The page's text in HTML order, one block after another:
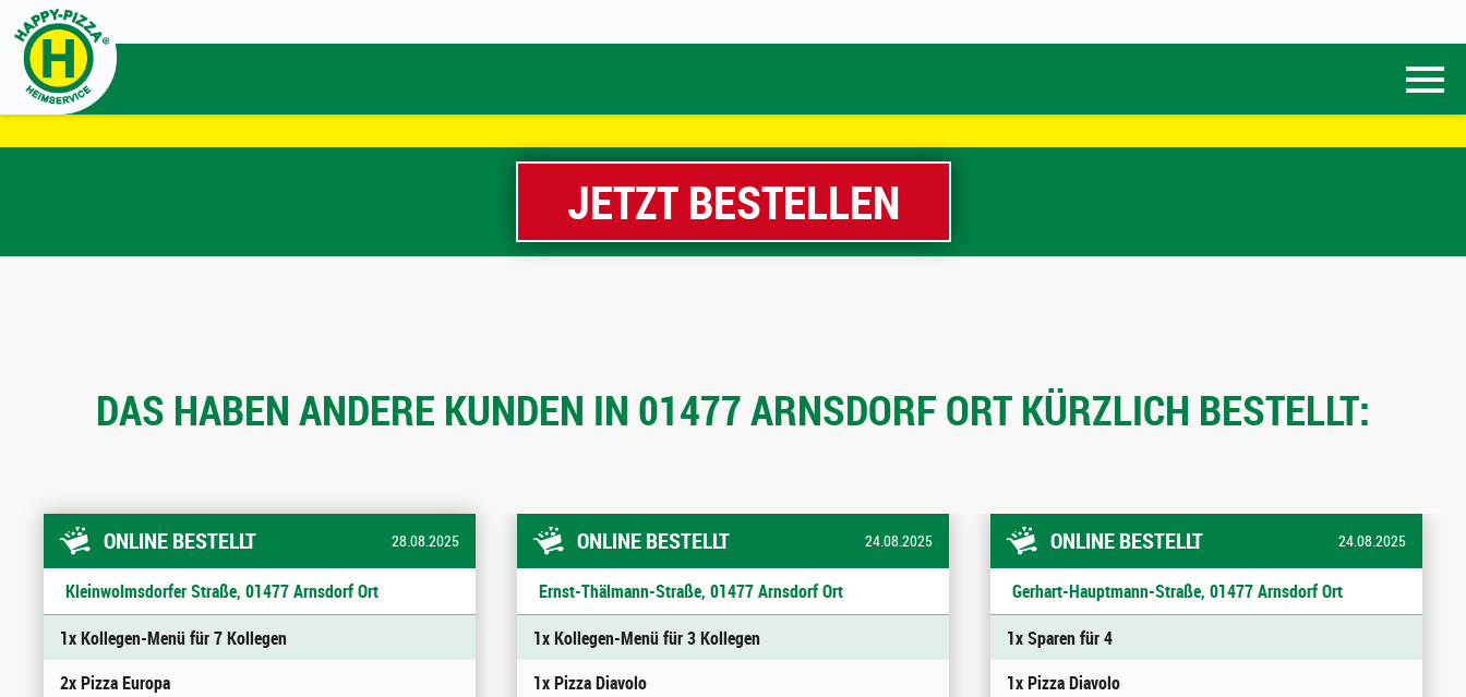
JETZT BESTELLEN
DAS HABEN ANDERE KUNDEN IN 01477 ARNSDORF ORT KÜRZLICH BESTELLT:
ONLINE BESTELLT 28.08.2025
Kleinwolmsdorfer Straße, 01477 Arnsdorf Ort
1x Kollegen-Menü für 7 Kollegen
2x Pizza Europa
ONLINE BESTELLT 24.08.2025
Ernst-Thälmann-Straße, 01477 Arnsdorf Ort
1x Kollegen-Menü für 3 Kollegen
1x Pizza Diavolo
ONLINE BESTELLT 24.08.2025
Gerhart-Hauptmann-Straße, 01477 Arnsdorf Ort
1x Sparen für 4
1x Pizza Diavolo